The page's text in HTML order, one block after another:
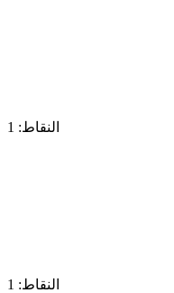
النقاط: 1
النقاط: 1